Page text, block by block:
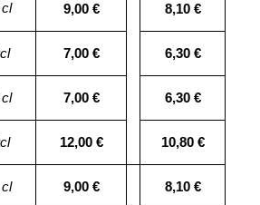
cl 9,00 € 8,10 €
7,00 € 6,30 €
cl 7,00 € 6,30 €
12,00 € 10,80 €
cl 9,00 € 8,10 €